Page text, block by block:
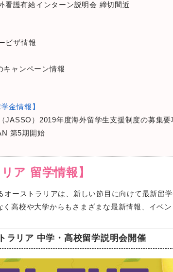
看護有給インターン説明会 締切間近
ビザ情報
キャンペーン情報
金情報】
JASSO）2019年度海外留学生支援制度の募集要
第5期開始
ア 留学情報】
オーストラリアは、新しい節目に向けて最新留学
高校や大学からもさまざまな最新情報、イベン
ラリア 中学・高校留学説明会開催